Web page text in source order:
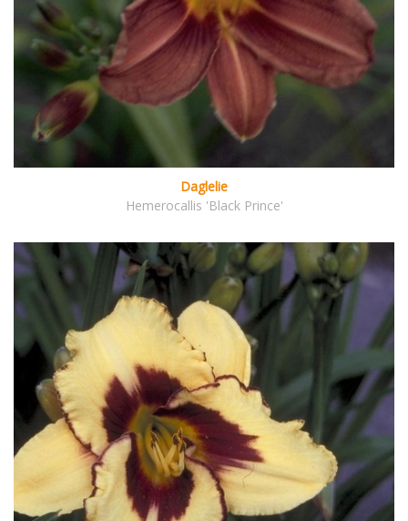
Daglelie
Hemerocallis 'Black Prince'